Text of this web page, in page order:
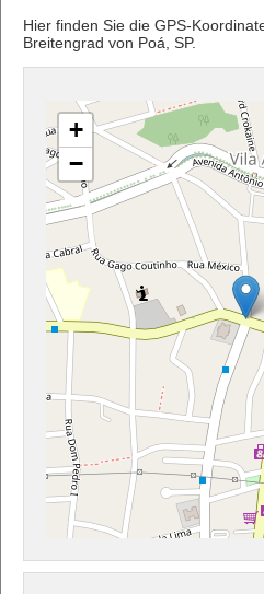
Hier finden Sie die GPS-
Breitengrad von Poá, SP.
+
−